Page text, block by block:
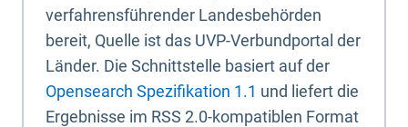
verfahrensführender Landesbehörden
bereit, Quelle ist das UVP-Verbundportal der
Länder. Die Schnittstelle basiert auf der
Opensearch Spezifikation 1.1 und liefert die
Ergebnisse im RSS 2.0-kompatiblen Format